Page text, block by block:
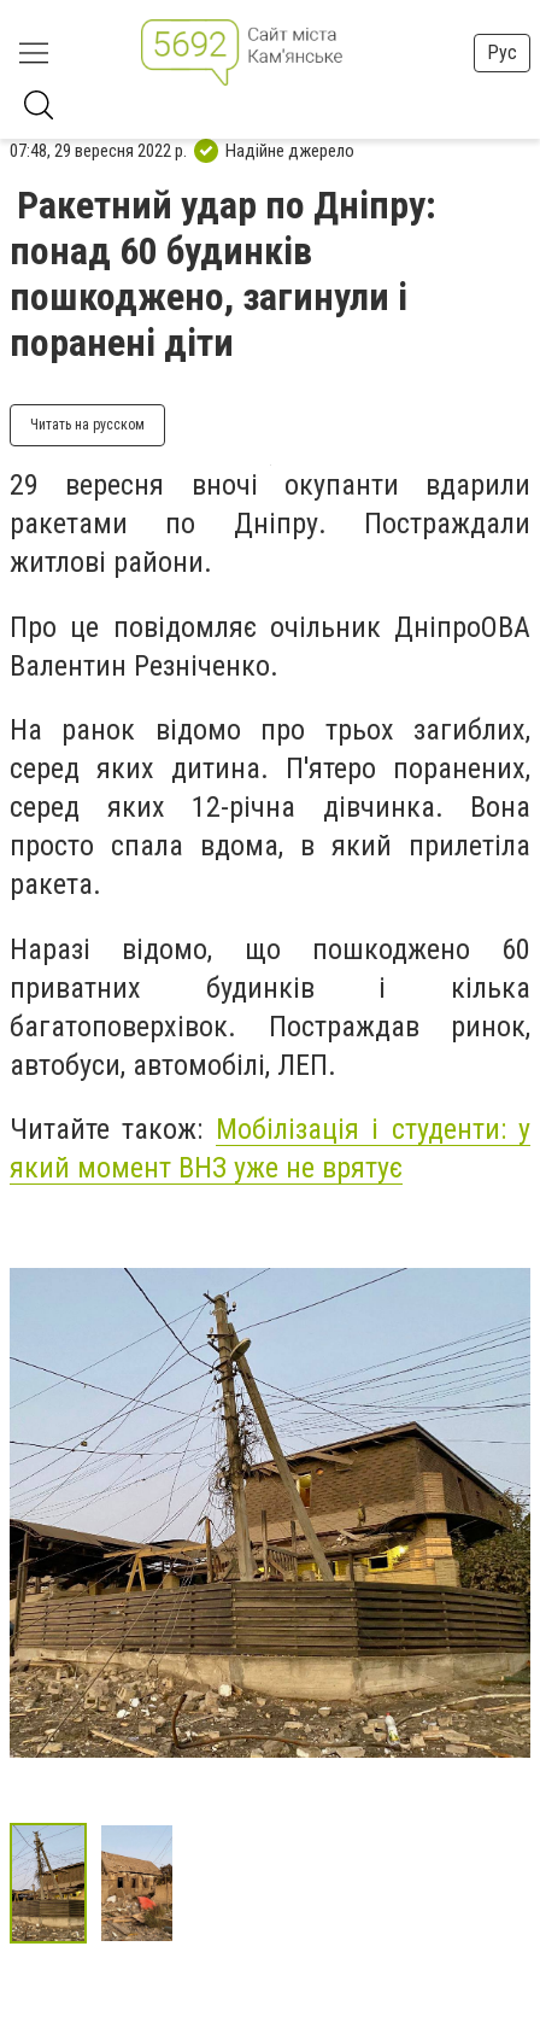
Рус
07:48, 29 вересня 2022 р. Надійне джерело
Ракетний удар по Дніпру:
понад 60 будинків
пошкоджено, загинули і
поранені діти
Читать на русском
29 вересня вночі окупанти вдарили
ракетами по Дніпру. Постраждали
житлові райони.
Про це повідомляє очільник ДніпроОВА
Валентин Резніченко.
На ранок відомо про трьох загиблих,
серед яких дитина. П'ятеро поранених,
серед яких 12-річна дівчинка. Вона
просто спала вдома, в який прилетіла
ракета.
Наразі відомо, що пошкоджено 60
приватних будинків і кілька
багатоповерхівок. Постраждав ринок,
автобуси, автомобілі, ЛЕП.
Читайте також: Мобілізація і студенти: у
який момент ВНЗ уже не врятує